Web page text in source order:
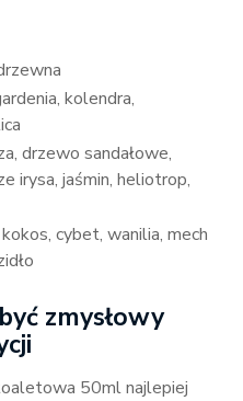
kolendra,
drzewo sandałowe,
irysa, jaśmin, heliotrop,
cybet, wanilia, mech
zmysłowy
50ml najlepiej